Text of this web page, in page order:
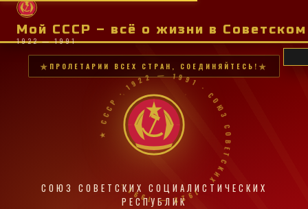
Мой СССР – всё о жизни в
1922 — 1991
ПРОЛЕТАРИИ ВСЕХ СТРАН, СОЕДИНЯЙТЕСЬ!
★ СССР · 1922 — 1991 · СОЮЗ СОВЕТСКИХ · 1922 — 1991 ·
СОЮЗ СОВЕТСКИХ СОЦИАЛИСТИЧЕСКИХ
РЕСПУБЛИК